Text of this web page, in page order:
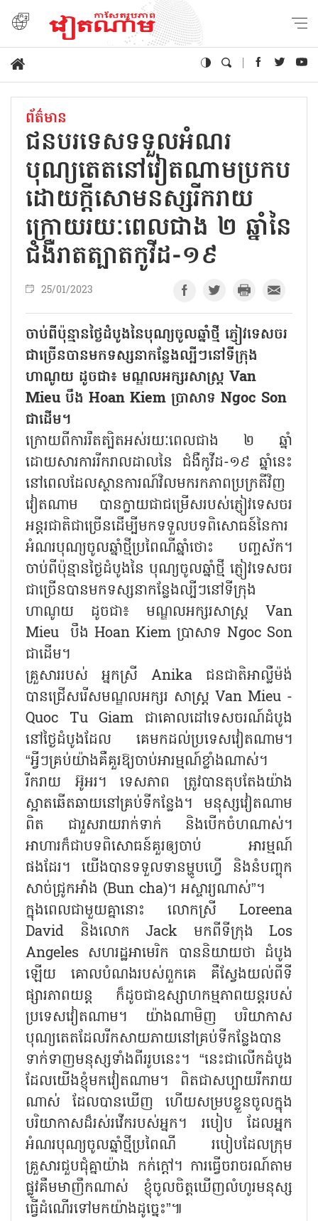
ព័ត៌មាន
ជនបរទេសទទួលអំណរ
បុណ្យតេតនៅវៀតណាមប្រកប
ដោយក្ដីសោមនស្សរីករាយ
ក្រោយរយៈពេលជាង ២ ឆ្នាំនៃ
ជំងឺរាតត្បាតកូវីដ-១៩
25/01/2023
ចាប់ពីប៉ុន្មានថ្ងៃដំបូងនៃបុណ្យចូលឆ្នាំថ្មី ភ្ញៀវទេសចរ
ជាច្រើនបានមកទស្សនាកន្លែងល្បីៗនៅទីក្រុង
ហាណូយ ដូចជា៖ មណ្ឌលអក្សរសាស្ត្រ Van
Mieu បឹង Hoan Kiem ប្រាសាទ Ngoc Son
ជាដើម។
ក្រោយពីការរឹតត្បិតអស់រយៈពេលជាង ២ ឆ្នាំ
ដោយសារការរីករាលដាលនៃ ជំងឺកូវីដ-១៩ ឆ្នាំនេះ
នៅពេលដែលស្ថានការណ៍វិលមករកភាពប្រក្រតីវិញ
វៀតណាម បានក្លាយជាជម្រើសរបស់ភ្ញៀវទេសចរ
អន្តរជាតិជាច្រើនដើម្បីមកទទួលបទពិសោធន៍នៃការ
អំណរបុណ្យចូលឆ្នាំថ្មីប្រពៃណីឆ្នាំថោះ បញ្ចស័ក។
ចាប់ពីប៉ុន្មានថ្ងៃដំបូងនៃ បុណ្យចូលឆ្នាំថ្មី ភ្ញៀវទេសចរ
ជាច្រើនបានមកទស្សនាកន្លែងល្បីៗនៅទីក្រុង
ហាណូយ ដូចជា៖ មណ្ឌលអក្សរសាស្ត្រ Van
Mieu បឹង Hoan Kiem ប្រាសាទ Ngoc Son
ជាដើម។
គ្រួសាររបស់ អ្នកស្រី Anika ជនជាតិអាល្លឺម៉ង់
បានជ្រើសរើសមណ្ឌលអក្សរ សាស្ត្រ Van Mieu -
Quoc Tu Giam ជាគោលដៅទេសចរណ៍ដំបូង
នៅថ្ងៃដំបូងដែល គេមកដល់ប្រទេសវៀតណាម។
“អ្វីៗគ្រប់យ៉ាងគឺគួរឱ្យចាប់អារម្មណ៍ខ្លាំងណាស់។
រីករាយ អ៊ូអរ។ ទេសភាព ត្រូវបានតុបតែងយ៉ាង
ស្អាតឆើតឆាយនៅគ្រប់ទីកន្លែង។ មនុស្សវៀតណាម
ពិត ជារួសរាយរាក់ទាក់ និងបើកចំហណាស់។
អាហារក៏ជាបទពិសោធន៍គួរឲ្យចាប់ អារម្មណ៍
ផងដែរ។ យើងបានទទួលទានម្ហូបហ្វើ និងនំបញ្ចុក
សាច់ជ្រូកអាំង (Bun cha)។ អស្ចារ្យណាស់”។
ក្នុងពេលជាមួយគ្នានោះ លោកស្រី Loreena
David និងលោក Jack មកពីទីក្រុង Los
Angeles សហរដ្ឋអាមេរិក បាននិយាយថា ដំបូង
ឡើយ គោលបំណងរបស់ពួកគេ គឺស្វែងយល់ពីទី
ផ្សារភាពយន្ត ក៏ដូចជាឧស្សាហកម្មភាពយន្តរបស់
ប្រទេសវៀតណាម។ យ៉ាងណាមិញ បរិយាកាស
បុណ្យតេតដែលរីកសាយភាយនៅគ្រប់ទីកន្លែងបាន
ទាក់ទាញមនុស្សទាំងពីររូបនេះ។ “នេះជាលើកដំបូង
ដែលយើងខ្ញុំមកវៀតណាម។ ពិតជាសប្បាយរីករាយ
ណាស់ ដែលបានឃើញ ហើយសម្របខ្លួនចូលក្នុង
បរិយាកាសដ៏រស់រវើករបស់អ្នក។ របៀប ដែលអ្នក
អំណរបុណ្យចូលឆ្នាំថ្មីប្រពៃណី របៀបដែលក្រុម
គ្រួសារជួបជុំគ្នាយ៉ាង កក់ក្ដៅ។ ការធ្វើចរាចរណ៍តាម
ផ្លូវគឺមមាញឹកណាស់ ខ្ញុំចូលចិត្តឃើញលំហូរមនុស្ស
ធ្វើដំណើរទៅមកយ៉ាងដូច្នេះ”៕